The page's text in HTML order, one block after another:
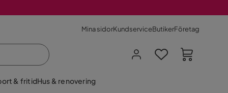
Mina sidorKundserviceButikerFöretag
& fritidHus & renovering